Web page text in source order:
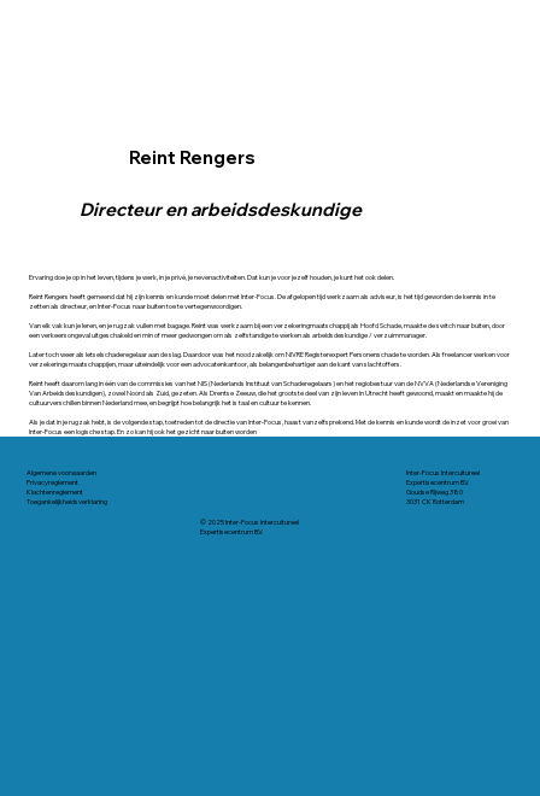
Reint Rengers
Directeur en arbeidsdeskundige
Ervaring doe je op in het leven, tijdens je werk, in je privé, je nevenactiviteiten. Dat kun je voor jezelf houden, je kunt het ook delen.
Reint Rengers heeft gemeend dat hij zijn kennis en kunde moet delen met Inter-Focus. De afgelopen tijd werkzaam als adviseur, is het tijd geworden de kennis in te
zetten als directeur, en Inter-Focus naar buiten toe te vertegenwoordigen.
Van elk vak kun je leren, en je rugzak vullen met bagage. Reint was werkzaam bij een verzekeringmaatschappij als Hoofd Schade, maakte de switch naar buiten, door
een verkeersongeval uitgeschakeld en min of meer gedwongen om als zelfstandige te werken als arbeidsdeskundige / verzuimmanager.
Later toch weer als letselschaderegelaar aan de slag. Daardoor was het noodzakelijk om NIVRE Registerexpert Personenschade te worden. Als freelancer werken voor
verzekeringsmaatschappijen, maar uiteindelijk voor een advocatenkantoor, als belangenbehartiger aan de kant van slachtoffers.
Reint heeft daarom lang in één van de commissies van het NIS (Nederlands Instituut van Schaderegelaars) en het regiobestuur van de NVVA (Nederlandse Vereniging
Van Arbeidsdeskundigen), zowel Noord als Zuid, gezeten. Als Drentse Zeeuw, die het grootste deel van zijn leven in Utrecht heeft gewoond, maakt en maakte hij de
cultuurverschillen binnen Nederland mee, en begrijpt hoe belangrijk het is taal en cultuur te kennen.
Als je dat in je rugzak hebt, is de volgende stap, toetreden tot de directie van Inter-Focus, haast vanzelfsprekend. Met de kennis en kunde wordt de inzet voor groei van
Inter-Focus een logische stap. En zo kan hij ook het gezicht naar buiten worden
Algemene voorwaarden
Privacyreglement
Klachtenreglement
Toegankelijkheidsverklaring
© 2025 Inter-Focus Intercultureel
Expertisecentrum B.V.
Inter-Focus Intercultureel
Expertisecentrum B.V.
Goudse Rijweg 380
3031 CK Rotterdam